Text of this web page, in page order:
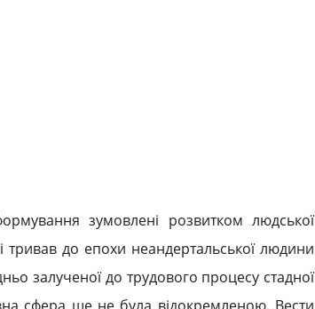
зумовлені розвитком людської
до епохи неандертальської людини
залученої до трудового процесу стадної